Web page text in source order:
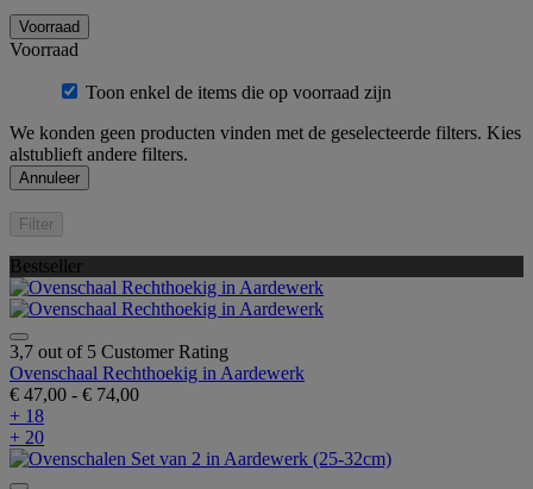
Voorraad
Voorraad
Toon enkel de items die op voorraad zijn
We konden geen producten vinden met de geselecteerde filters. Kies
alstublieft andere filters.
Annuleer
Filter
Bestseller
3,7 out of 5 Customer Rating
Ovenschaal Rechthoekig in Aardewerk
€ 47,00 - € 74,00
+ 18
+ 20